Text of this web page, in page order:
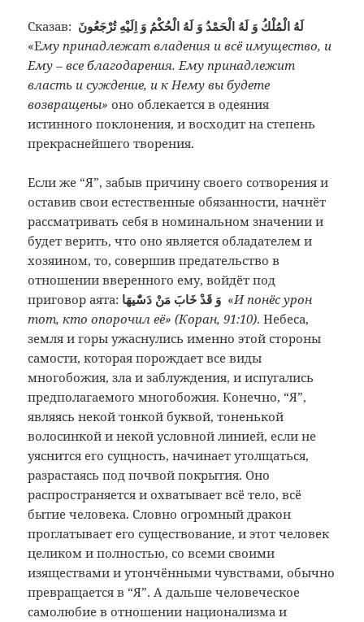
Сказав: لَهُ الْمُلْكُ وَ لَهُ الْحَمْدُ وَ لَهُ الْحُكْمُ وَ اِلَيْهِ تُرْجَعُونَ
«Ему принадлежат владения и всё имущество, и
Ему – все благодарения. Ему принадлежит
власть и суждение, и к Нему вы будете
возвращены»оно облекается в одеяния
истинного поклонения, и восходит на степень
прекраснейшего творения.
Если же “Я”, забыв причину своего сотворения и
оставив свои естественные обязанности, начнёт
рассматривать себя в номинальном значении и
будет верить, что оно является обладателем и
хозяином, то, совершив предательство в
отношении вверенного ему, войдёт под
приговор аята: وَ قَدْ خَابَ مَنْ دَسّٰيهَا «И понёс урон
тот, кто опорочил её» (Коран, 91:10). Небеса,
земля и горы ужаснулись именно этой стороны
самости, которая порождает все виды
многобожия, зла и заблуждения, и испугались
предполагаемого многобожия. Конечно, “Я”,
являясь некой тонкой буквой, тоненькой
волосинкой и некой условной линией, если не
уяснится его сущность, начинает утолщаться,
разрастаясь под почвой покрытия. Оно
распространяется и охватывает всё тело, всё
бытие человека. Словно огромный дракон
проглатывает его существование, и этот человек
целиком и полностью, со всеми своими
изяществами и утончёнными чувствами, обычно
превращается в “Я”. А дальше человеческое
самолюбие в отношении национализма и